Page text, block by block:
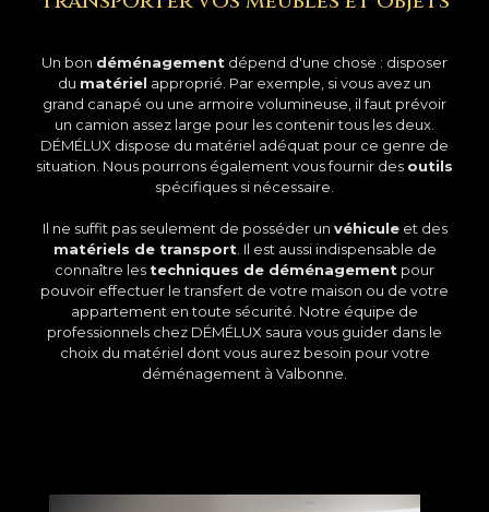
Un bon déménagement dépend d'une chose : disposer
du matériel approprié. Par exemple, si vous avez un
grand canapé ou une armoire volumineuse, il faut prévoir
un camion assez large pour les contenir tous les deux.
DÉMÉLUX dispose du matériel adéquat pour ce genre de
situation. Nous pourrons également vous fournir des outils
spécifiques si nécessaire.
Il ne suffit pas seulement de posséder un véhiculeet des
matériels de transport . Il est aussi indispensable de
connaître les techniques de déménagement pour
pouvoir effectuer le transfert de votre maison ou de votre
appartement en toute sécurité. Notre équipe de
professionnels chez DÉMÉLUX saura vous guider dans le
choix du matériel dont vous aurez besoin pour votre
déménagement à Valbonne.